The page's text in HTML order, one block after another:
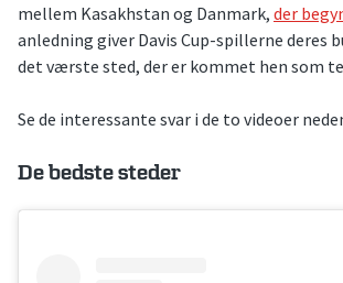
mellem Kasakhstan og Danmark, der
anledning giver Davis Cup-spillerne deres
det værste sted, der er kommet hen som
Se de interessante svar i de to videoer
De bedste steder